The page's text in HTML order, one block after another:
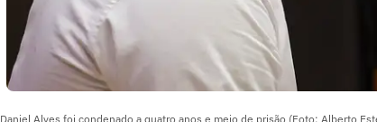
Daniel Alves foi condenado a quatro anos e meio de prisão (Foto: Alberto